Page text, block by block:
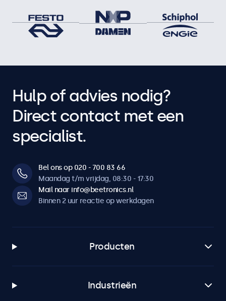
Hulp of advies nodig?
Direct contact met een
specialist.
Bel ons op 020 - 700 83 66
Maandag t/m vrijdag, 08:30 - 17:30
Mail naar info@beetronics.nl
Binnen 2 uur reactie op werkdagen
Producten
Industrieën